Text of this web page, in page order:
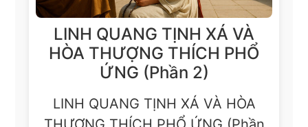
LINH QUANG TỊNH XÁ VÀ
HÒA THƯỢNG THÍCH PHỔ
ỨNG (Phần 2)
LINH QUANG TỊNH XÁ VÀ HÒA